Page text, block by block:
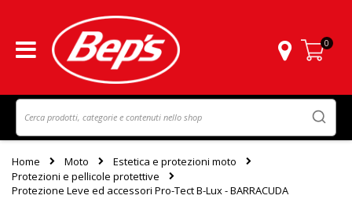
Carrello
0
Home Moto
Estetica e protezioni moto
Protezioni e pellicole protettive
Protezione Leve ed accessori Pro-Tect B-Lux - BARRACUDA